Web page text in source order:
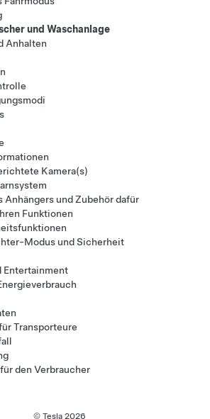
und Waschanlage
Anhalten
Kamera(s)
Anhängers und Zubehör dafür
Funktionen
Modus und Sicherheit
Entertainment
Transporteure
den Verbraucher
© Tesla 2026